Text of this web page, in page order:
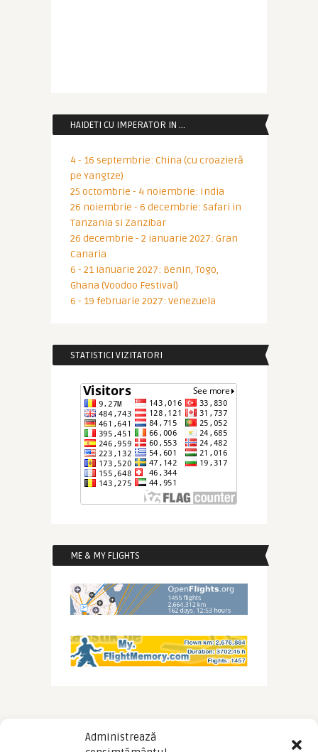
Administrează
HAIDETI CU IMPERATOR IN …
4 - 16 septembrie: China (cu croazieră
pe Yangtze)
25 octombrie - 4 noiembrie: India
26 noiembrie - 6 decembrie: Safari in
Tanzania si Zanzibar
26 decembrie - 2 ianuarie 2027: Gran
Canaria
6 - 21 ianuarie 2027: Benin, Togo,
Ghana (Voodoo Festival)
6 - 19 februarie 2027: Venezuela
STATISTICI VIZITATORI
ME & MY FLIGHTS